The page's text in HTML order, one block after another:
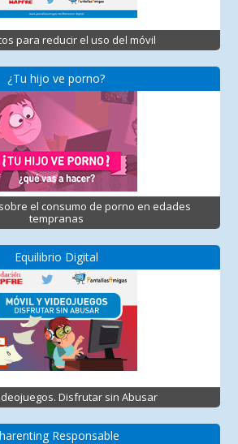
para reducir el uso del móvil
¿Tu hijo ve porno?
el consumo de porno en edades
tempranas
Equilibrio Digital
Disfrutar sin Abusar
Responsable